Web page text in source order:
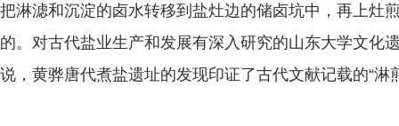
把淋滤和沉淀的卤水转移到盐灶边的储卤坑中，再上灶
的。对古代盐业生产和发展有深入研究的山东大学文化
说，黄骅唐代煮盐遗址的发现印证了古代文献记载的“淋